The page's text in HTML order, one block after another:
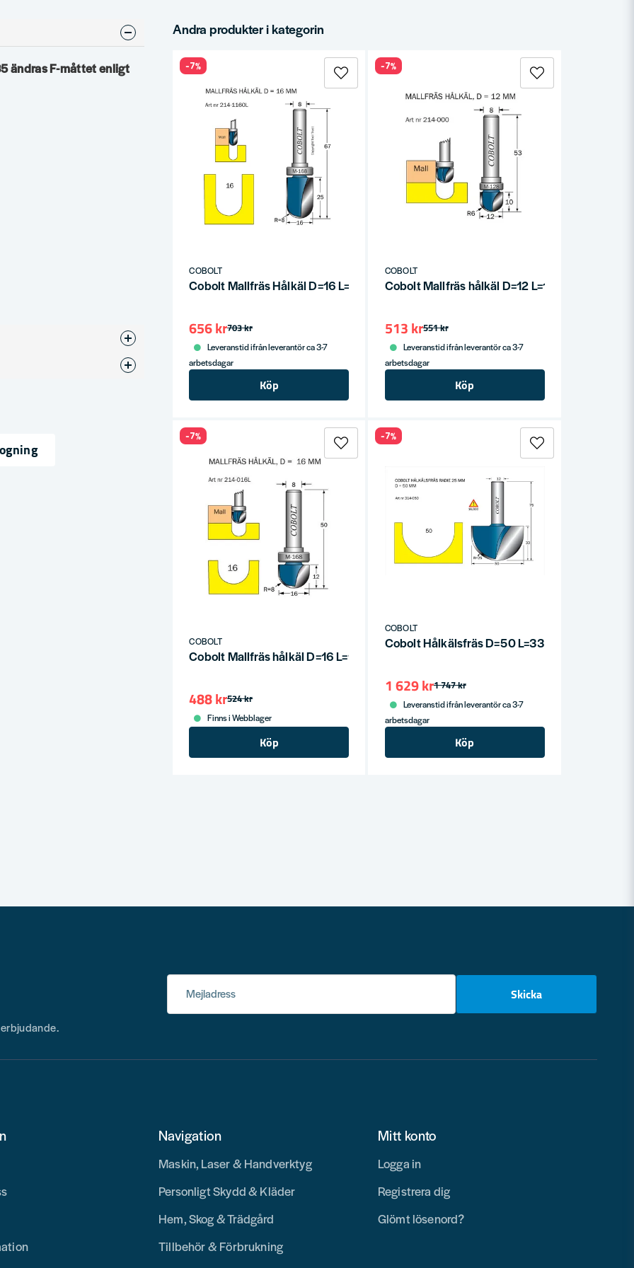
ändras F-måttet enligt
Andra produkter i kategorin
COBOLT
Cobolt Mallfräs Hålkäl D=16 L=25mm
703 kr
656 kr
Leveranstid ifrån leverantör ca 3-7
arbetsdagar
Köp
-7%
COBOLT
Cobolt Mallfräs hålkäl D=12 L=10 R=6 S=8
551 kr
513 kr
Leveranstid ifrån leverantör ca 3-7
arbetsdagar
Köp
-7%
COBOLT
Cobolt Mallfräs hålkäl D=16 L=12
524 kr
488 kr
Finns i Webblager
Köp
-7%
COBOLT
Cobolt Hålkälsfräs D=50 L=33 TL=75 R=25 S=12
1 747 kr
1 629 kr
Leveranstid ifrån leverantör ca 3-7
arbetsdagar
Köp
-7%
Mejladress Skicka
Navigation
Maskin, Laser & Handverktyg
Personligt Skydd & Kläder
Hem, Skog & Trädgård
Tillbehör & Förbrukning
Mitt konto
Logga in
Registrera dig
Glömt lösenord?